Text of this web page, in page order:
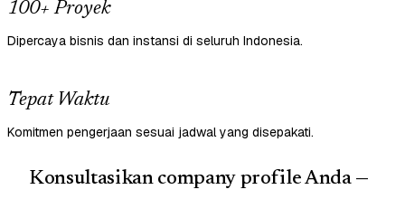
100+ Proyek
Dipercaya bisnis dan instansi di seluruh Indonesia.
Tepat Waktu
Komitmen pengerjaan sesuai jadwal yang disepakati.
Konsultasikan company profile Anda —